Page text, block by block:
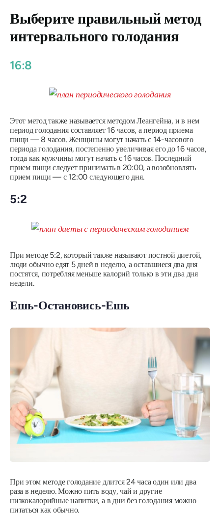
Выберите правильный метод
интервального голодания
16:8
Этот метод также называется методом Леангейна, и в нем
период голодания составляет 16 часов, а период приема
пищи — 8 часов. Женщины могут начать с 14-часового
периода голодания, постепенно увеличивая его до 16 часов,
тогда как мужчины могут начать с 16 часов. Последний
прием пищи следует принимать в 20:00, а возобновлять
прием пищи — с 12:00 следующего дня.
5:2
При методе 5:2, который также называют постной диетой,
люди обычно едят 5 дней в неделю, а оставшиеся два дня
постятся, потребляя меньше калорий только в эти два дня
недели.
Ешь-Остановись-Ешь
При этом методе голодание длится 24 часа один или два
раза в неделю. Можно пить воду, чай и другие
низкокалорийные напитки, а в дни без голодания можно
питаться как обычно.